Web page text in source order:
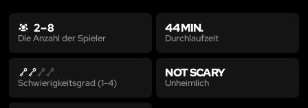
2 – 8
Die Anzahl der Spieler
44 MIN.
Durchlaufzeit
Schwierigkeitsgrad (1-4)
NOT SCARY
Unheimlich